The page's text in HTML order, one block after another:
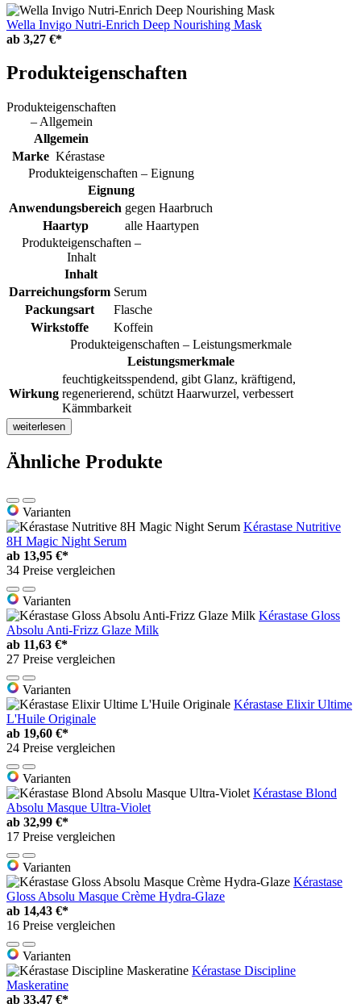
Wella Invigo Nutri-Enrich Deep Nourishing Mask
ab 3,27 €*
Produkteigenschaften
Produkteigenschaften
– Allgemein
Allgemein
Marke Kérastase
Produkteigenschaften – Eignung
Eignung
Anwendungsbereich gegen Haarbruch
Haartyp
alle Haartypen
Produkteigenschaften –
Inhalt
Inhalt
Darreichungsform Serum
Packungsart
Flasche
Wirkstoffe
Koffein
Produkteigenschaften – Leistungsmerkmale
Leistungsmerkmale
Wirkung
feuchtigkeitsspendend, gibt Glanz, kräftigend,
regenerierend, schützt Haarwurzel, verbessert
Kämmbarkeit
weiterlesen
Ähnliche Produkte
Varianten
Kérastase Nutritive
8H Magic Night Serum
ab 13,95 €*
34 Preise vergleichen
Varianten
Kérastase Gloss
Absolu Anti-Frizz Glaze Milk
ab 11,63 €*
27 Preise vergleichen
Varianten
Kérastase Elixir Ultime
L'Huile Originale
ab 19,60 €*
24 Preise vergleichen
Varianten
Kérastase Blond
Absolu Masque Ultra-Violet
ab 32,99 €*
17 Preise vergleichen
Varianten
Kérastase
Gloss Absolu Masque Crème Hydra-Glaze
ab 14,43 €*
16 Preise vergleichen
Varianten
Kérastase Discipline
Maskeratine
ab 33,47 €*